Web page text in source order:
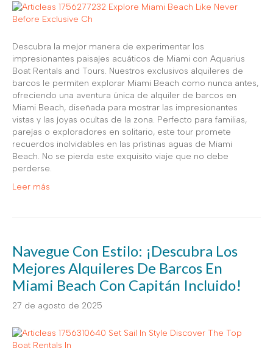
Descubra la mejor manera de experimentar los
impresionantes paisajes acuáticos de Miami con Aquarius
Boat Rentals and Tours. Nuestros exclusivos alquileres de
barcos le permiten explorar Miami Beach como nunca antes,
ofreciendo una aventura única de alquiler de barcos en
Miami Beach, diseñada para mostrar las impresionantes
vistas y las joyas ocultas de la zona. Perfecto para familias,
parejas o exploradores en solitario, este tour promete
recuerdos inolvidables en las prístinas aguas de Miami
Beach. No se pierda este exquisito viaje que no debe
perderse.
Leer más
Navegue Con Estilo: ¡Descubra Los
Mejores Alquileres De Barcos En
Miami Beach Con Capitán Incluido!
27 de agosto de 2025